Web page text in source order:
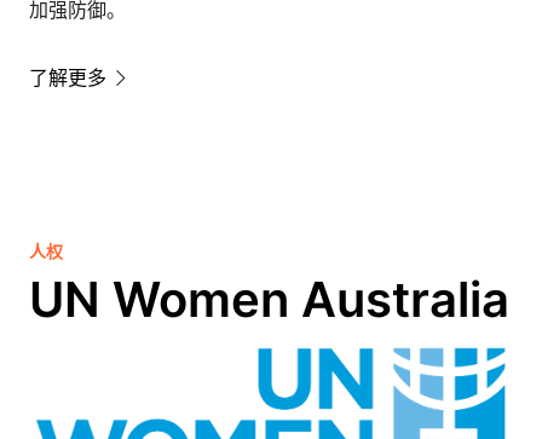
加强防御。
了解更多
人权
UN Women Australia